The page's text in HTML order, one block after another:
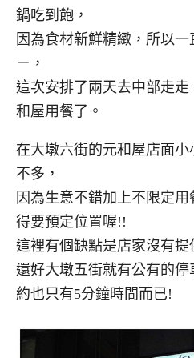
鍋吃到飽，
因為食材新鮮精緻，所以
ㄧ，
這次安排了兩天去中部走
和屋用餐了。
在大墩六街的元和屋店面
不多，
因為生意不錯加上不限定
得要預定位置喔!!
這裡有個缺點是店家沒有提
還好大墩五街就有公有的
約也只有5分鐘時間而已!